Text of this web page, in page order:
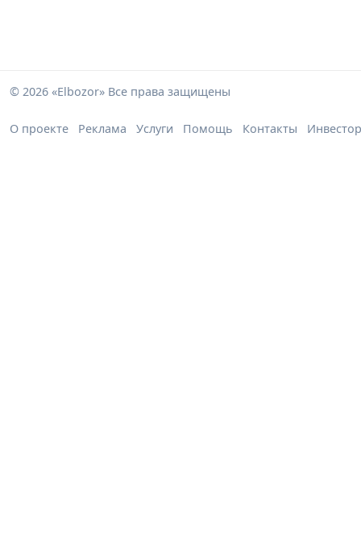
© 2026 «Elbozor» Все права защищены
О проекте Реклама Услуги Помощь Контакты